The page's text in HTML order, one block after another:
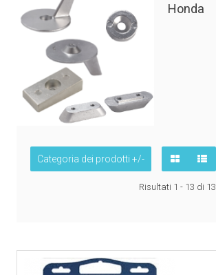
Honda
Categoria dei prodotti +/-
Risultati 1 - 13 di 13